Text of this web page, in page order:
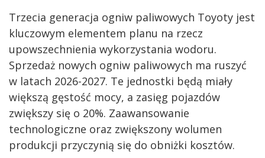
Trzecia generacja ogniw paliwowych Toyoty jest
kluczowym elementem planu na rzecz
upowszechnienia wykorzystania wodoru.
Sprzedaż nowych ogniw paliwowych ma ruszyć
w latach 2026-2027. Te jednostki będą miały
większą gęstość mocy, a zasięg pojazdów
zwiększy się o 20%. Zaawansowanie
technologiczne oraz zwiększony wolumen
produkcji przyczynią się do obniżki kosztów.